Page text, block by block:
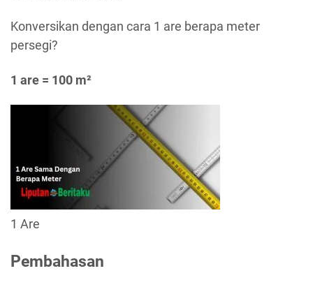
Konversikan dengan cara 1 are berapa meter
persegi?
1 are = 100 m²
1 Are
Pembahasan